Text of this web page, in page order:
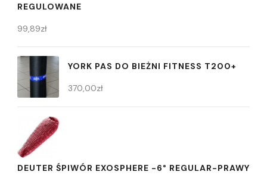
REGULOWANE
99,89zł
YORK PAS DO BIEŻNI FITNESS T200+
370,00zł
DEUTER ŚPIWÓR EXOSPHERE -6° REGULAR-PRAWY